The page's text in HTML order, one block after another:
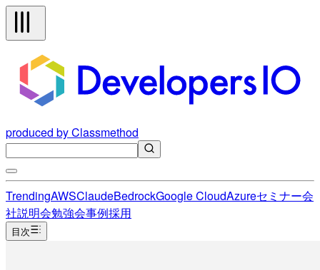
produced by Classmethod
TrendingAWSClaudeBedrockGoogle CloudAzureセミナー会
社説明会勉強会事例採用
目次